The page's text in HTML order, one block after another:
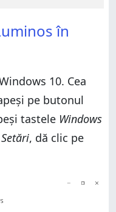
în
10. Cea
pe butonul
tastele Windows
Setări, dă clic pe